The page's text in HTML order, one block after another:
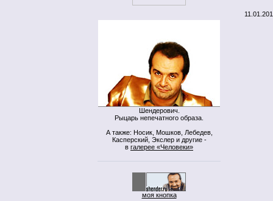
Шендерович.
Рыцарь непечатного образа.
А также: Носик, Мошков, Лебедев,
Касперский, Экслер и другие -
в галерее «Человеки»
моя кнопка